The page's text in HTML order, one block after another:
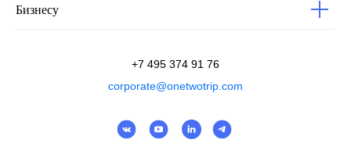
Бизнесу
+7 495 374 91 76
corporate@onetwotrip.com